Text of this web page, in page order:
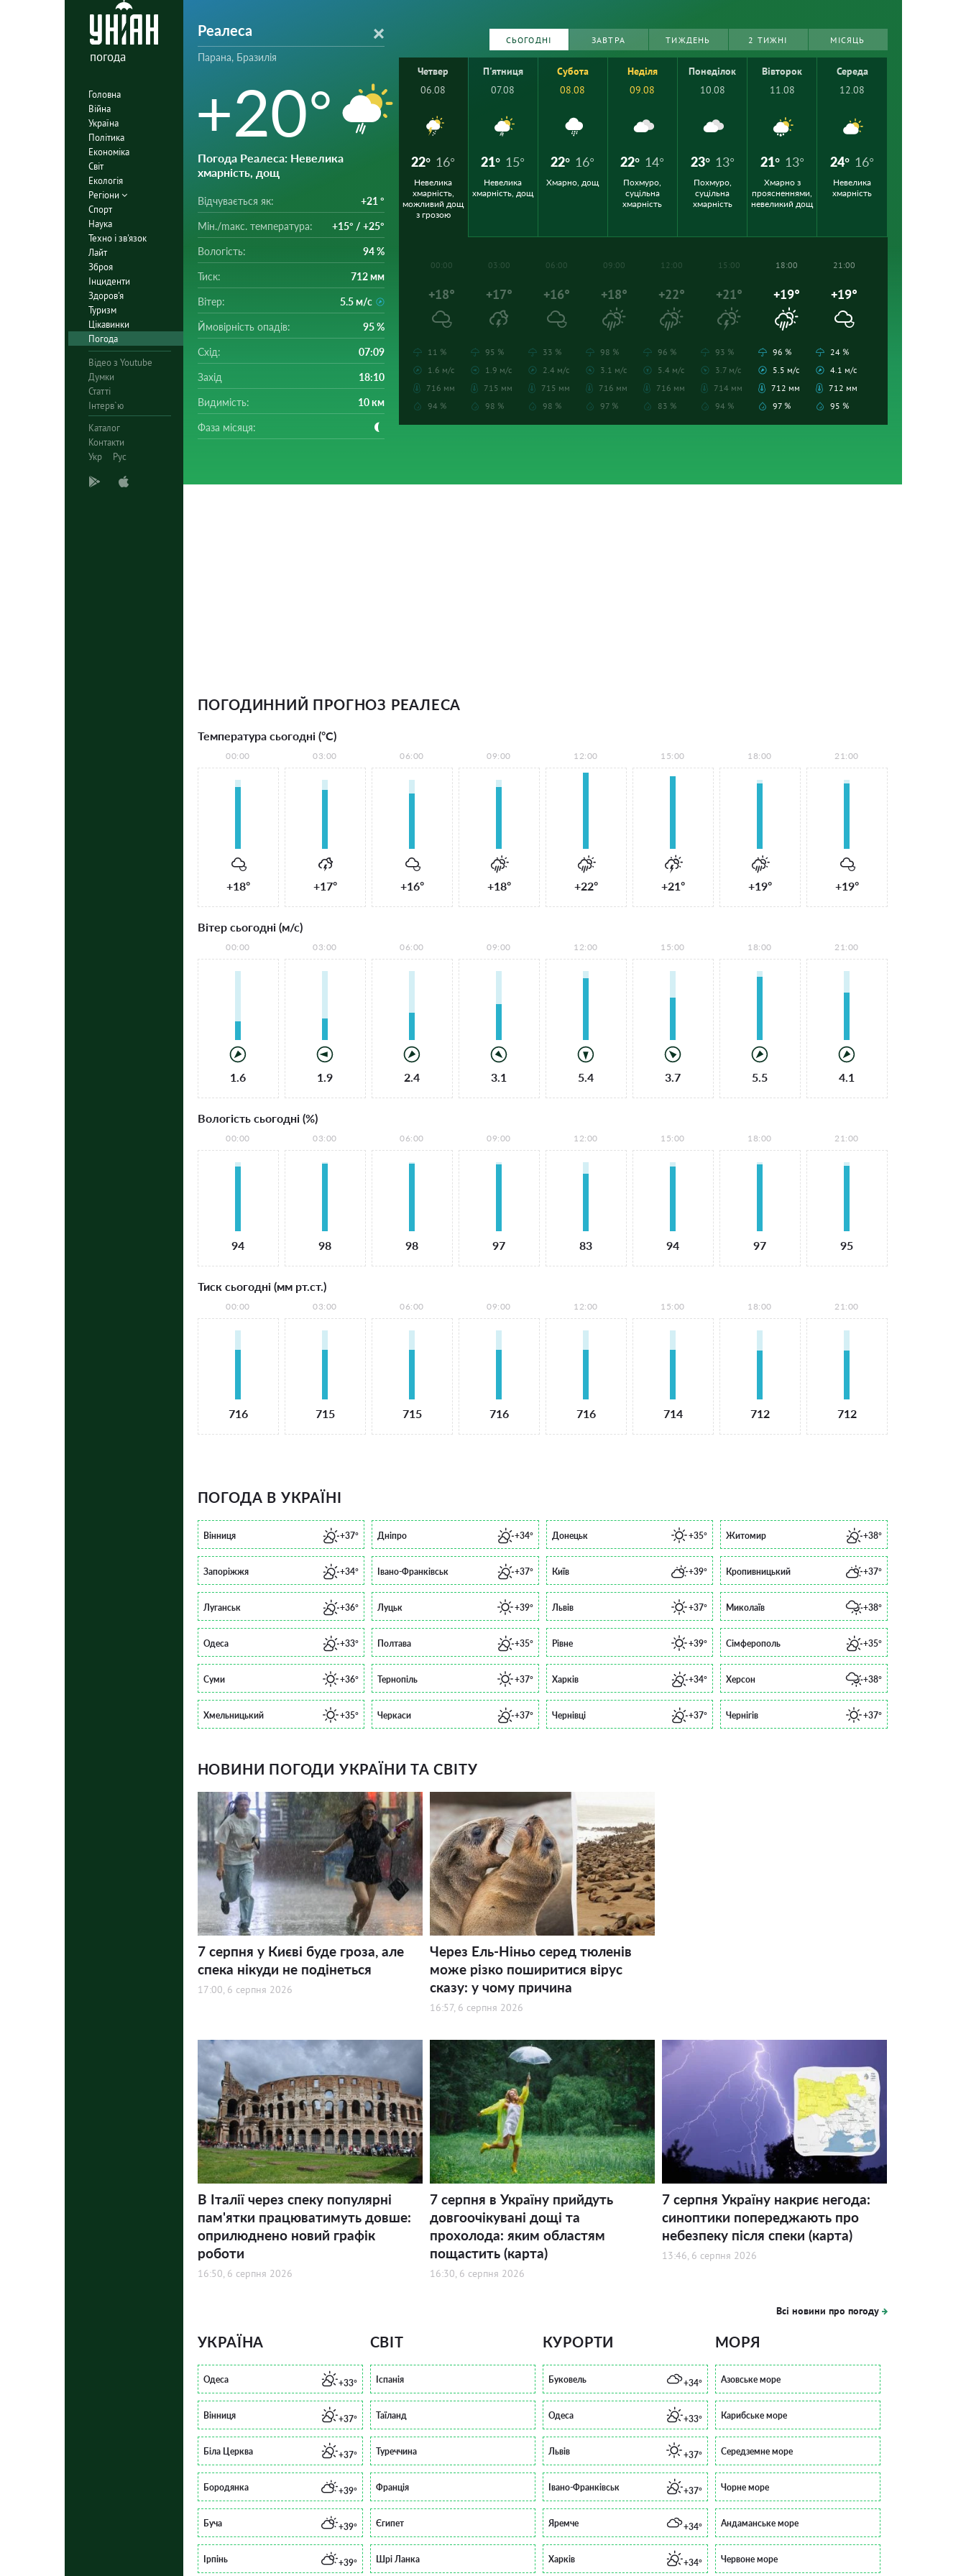
погода
Головна
Війна
Україна
Політика
Економіка
Світ
Екологія
Регіони
Спорт
Наука
Техно і зв'язок
Лайт
Зброя
Інциденти
Здоров'я
Туризм
Цікавинки
Погода
Відео з Youtube
Думки
Статті
Інтерв`ю
Каталог
Контакти
Укр
Рус
Реалеса
Парана, Бразилія
+20°
Погода Реалеса: Невелика
хмарність, дощ
Відчувається як: +21 °
Мін./mакс. температура: +15° / +25°
Вологість: 94 %
Тиск: 712 мм
Вітер: 5.5 м/с
Ймовірність опадів: 95 %
Схід: 07:09
Захід 18:10
Видимість: 10 км
Фаза місяця:
СЬОГОДНІ ЗАВТРА ТИЖДЕНЬ 2 ТИЖНІ МІСЯЦЬ
Четвер
06.08
22° 16°
Невелика
хмарність,
можливий дощ
з грозою
П'ятниця
07.08
21° 15°
Невелика
хмарність, дощ
Субота
08.08
22° 16°
Хмарно, дощ
Неділя
09.08
22° 14°
Похмуро,
суцільна
хмарність
Понеділок
10.08
23° 13°
Похмуро,
суцільна
хмарність
Вівторок
11.08
21° 13°
Хмарно з
проясненнями,
невеликий дощ
Середа
12.08
24° 16°
Невелика
хмарність
00:00
+18°
11 %
1.6 м/с
716 мм
94 %
03:00
+17°
95 %
1.9 м/с
715 мм
98 %
06:00
+16°
33 %
2.4 м/с
715 мм
98 %
09:00
+18°
98 %
3.1 м/с
716 мм
97 %
12:00
+22°
96 %
5.4 м/с
716 мм
83 %
15:00
+21°
93 %
3.7 м/с
714 мм
94 %
18:00
+19°
96 %
5.5 м/с
712 мм
97 %
21:00
+19°
24 %
4.1 м/с
712 мм
95 %
ПОГОДИННИЙ ПРОГНОЗ РЕАЛЕСА
Температура сьогодні (°С)
00:00
+18°
03:00
+17°
06:00
+16°
09:00
+18°
12:00
+22°
15:00
+21°
18:00
+19°
21:00
+19°
Вітер сьогодні (м/с)
00:00
1.6
03:00
1.9
06:00
2.4
09:00
3.1
12:00
5.4
15:00
3.7
18:00
5.5
21:00
4.1
Вологість сьогодні (%)
00:00
94
03:00
98
06:00
98
09:00
97
12:00
83
15:00
94
18:00
97
21:00
95
Тиск сьогодні (мм рт.ст.)
00:00
716
03:00
715
06:00
715
09:00
716
12:00
716
15:00
714
18:00
712
21:00
712
ПОГОДА В УКРАЇНІ
Вінниця +37° Дніпро +34° Донецьк +35° Житомир +38°
Запоріжжя +34° Івано-Франківськ +37° Київ +39° Кропивницький +37°
Луганськ +36° Луцьк +39° Львів +37° Миколаїв +38°
Одеса +33° Полтава +35° Рівне +39° Сімферополь +35°
Суми +36° Тернопіль +37° Харків +34° Херсон +38°
Хмельницький +35° Черкаси +37° Чернівці +37° Чернігів +37°
НОВИНИ ПОГОДИ УКРАЇНИ ТА СВІТУ
7 серпня у Києві буде гроза, але
спека нікуди не подінеться
17:00, 6 серпня 2026
Через Ель-Ніньо серед тюленів
може різко поширитися вірус
сказу: у чому причина
16:57, 6 серпня 2026
В Італії через спеку популярні
пам'ятки працюватимуть довше:
оприлюднено новий графік
роботи
16:50, 6 серпня 2026
7 серпня в Україну прийдуть
довгоочікувані дощі та
прохолода: яким областям
пощастить (карта)
16:30, 6 серпня 2026
7 серпня Україну накриє негода:
синоптики попереджають про
небезпеку після спеки (карта)
13:46, 6 серпня 2026
Всі новини про погоду
УКРАЇНА
Одеса +33°
Вінниця +37°
Біла Церква +37°
Бородянка +39°
Буча +39°
Ірпінь +39°
СВІТ
Іспанія
Таїланд
Туреччина
Франція
Єгипет
Шрі Ланка
КУРОРТИ
Буковель +34°
Одеса +33°
Львів +37°
Івано-Франківськ +37°
Яремче +34°
Харків +34°
МОРЯ
Азовське море
Карибське море
Середземне море
Чорне море
Андаманське море
Червоне море